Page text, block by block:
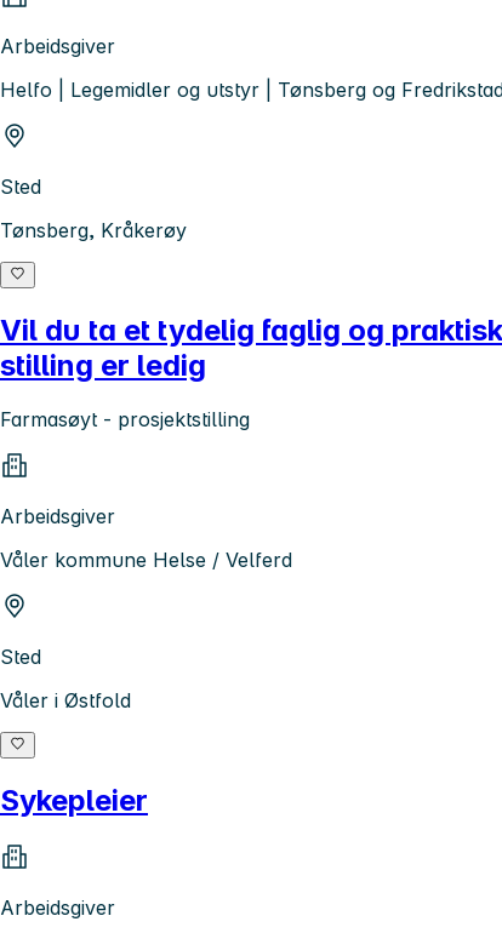
Arbeidsgiver
Helfo | Legemidler og utstyr | Tønsberg og
Sted
Tønsberg, Kråkerøy
Vil du ta et tydelig faglig og
stilling er ledig
Farmasøyt - prosjektstilling
Arbeidsgiver
Våler kommune Helse / Velferd
Sted
Våler i Østfold
Sykepleier
Arbeidsgiver